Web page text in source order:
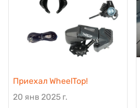
Приехал WheelTop!
20 янв 2025 г.